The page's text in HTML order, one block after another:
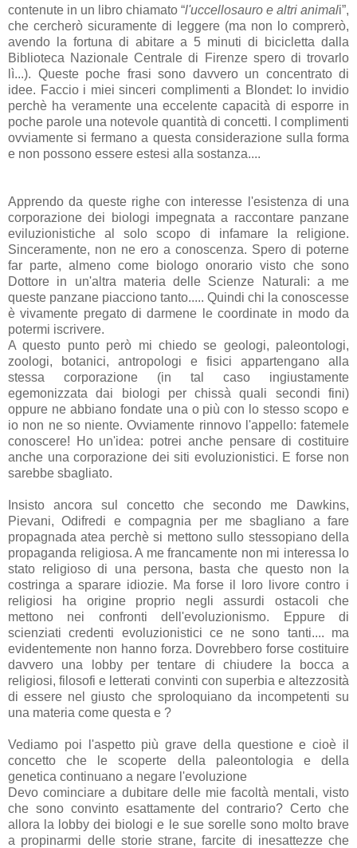
contenute in un libro chiamato “l'uccellosauro e altri animali”,
che cercherò sicuramente di leggere (ma non lo comprerò,
avendo la fortuna di abitare a 5 minuti di bicicletta dalla
Biblioteca Nazionale Centrale di Firenze spero di trovarlo
lì...). Queste poche frasi sono davvero un concentrato di
idee. Faccio i miei sinceri complimenti a Blondet: lo invidio
perchè ha veramente una eccelente capacità di esporre in
poche parole una notevole quantità di concetti. I complimenti
ovviamente si fermano a questa considerazione sulla forma
e non possono essere estesi alla sostanza....
Apprendo da queste righe con interesse l'esistenza di una
corporazione dei biologi impegnata a raccontare panzane
eviluzionistiche al solo scopo di infamare la religione.
Sinceramente, non ne ero a conoscenza. Spero di poterne
far parte, almeno come biologo onorario visto che sono
Dottore in un'altra materia delle Scienze Naturali: a me
queste panzane piacciono tanto..... Quindi chi la conoscesse
è vivamente pregato di darmene le coordinate in modo da
potermi iscrivere.
A questo punto però mi chiedo se geologi, paleontologi,
zoologi, botanici, antropologi e fisici appartengano alla
stessa corporazione (in tal caso ingiustamente
egemonizzata dai biologi per chissà quali secondi fini)
oppure ne abbiano fondate una o più con lo stesso scopo e
io non ne so niente. Ovviamente rinnovo l'appello: fatemele
conoscere! Ho un'idea: potrei anche pensare di costituire
anche una corporazione dei siti evoluzionistici. E forse non
sarebbe sbagliato.
Insisto ancora sul concetto che secondo me Dawkins,
Pievani, Odifredi e compagnia per me sbagliano a fare
propagnada atea perchè si mettono sullo stessopiano della
propaganda religiosa. A me francamente non mi interessa lo
stato religioso di una persona, basta che questo non la
costringa a sparare idiozie. Ma forse il loro livore contro i
religiosi ha origine proprio negli assurdi ostacoli che
mettono nei confronti dell'evoluzionismo. Eppure di
scienziati credenti evoluzionistici ce ne sono tanti.... ma
evidentemente non hanno forza. Dovrebbero forse costituire
davvero una lobby per tentare di chiudere la bocca a
religiosi, filosofi e letterati convinti con superbia e altezzosità
di essere nel giusto che sproloquiano da incompetenti su
una materia come questa e ?
Vediamo poi l'aspetto più grave della questione e cioè il
concetto che le scoperte della paleontologia e della
genetica continuano a negare l'evoluzione
Devo cominciare a dubitare delle mie facoltà mentali, visto
che sono convinto esattamente del contrario? Certo che
allora la lobby dei biologi e le sue sorelle sono molto brave
a propinarmi delle storie strane, farcite di inesattezze che